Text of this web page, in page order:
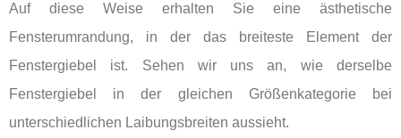
Auf diese Weise erhalten Sie eine ästhetische
Fensterumrandung, in der das breiteste Element der
Fenstergiebel ist. Sehen wir uns an, wie derselbe
Fenstergiebel in der gleichen Größenkategorie bei
unterschiedlichen Laibungsbreiten aussieht.